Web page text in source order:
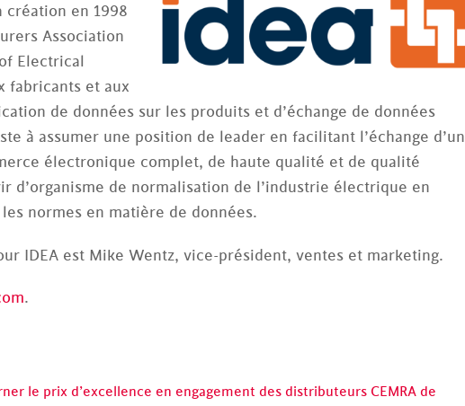
création en 1998
Association
Electrical
fabricants et aux
de données sur les produits et d’échange de données
à assumer une position de leader en facilitant l’échange d’un
électronique complet, de haute qualité et de qualité
d’organisme de normalisation de l’industrie électrique en
normes en matière de données.
IDEA est Mike Wentz, vice-président, ventes et marketing.
.
le prix d’excellence en engagement des distributeurs CEMRA de